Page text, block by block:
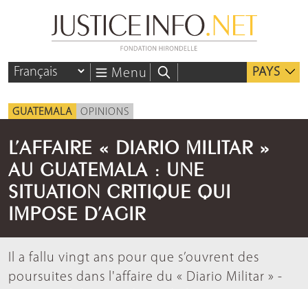
Menu PAYS
GUATEMALA OPINIONS
L’AFFAIRE « DIARIO MILITAR »
AU GUATEMALA : UNE
SITUATION CRITIQUE QUI
IMPOSE D’AGIR
Il a fallu vingt ans pour que s’ouvrent des
poursuites dans l'affaire du « Diario Militar » -